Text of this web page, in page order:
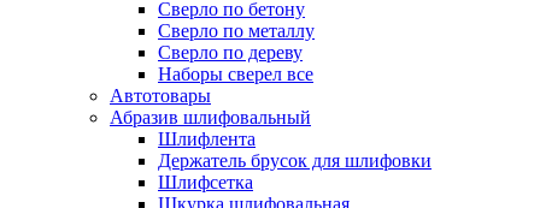
Сверло по бетону
Сверло по металлу
Сверло по дереву
Наборы сверел все
Автотовары
Абразив шлифовальный
Шлифлента
Держатель брусок для шлифовки
Шлифсетка
Шкурка шлифовальная